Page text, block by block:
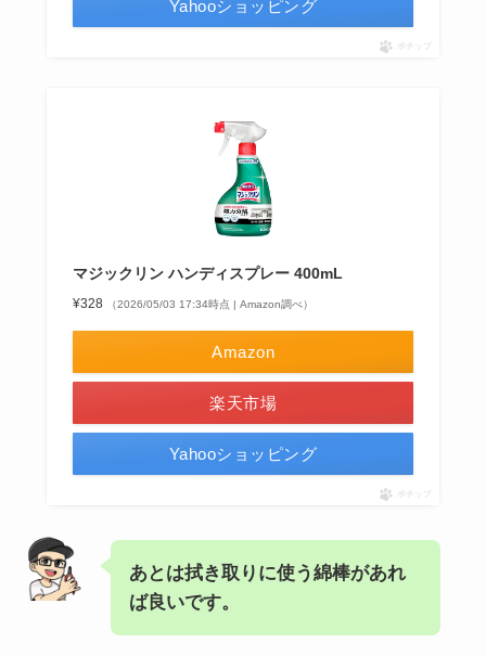
Yahooショッピング
ポチップ
マジックリン ハンディスプレー 400mL
¥328 （2026/05/03 17:34時点 | Amazon調べ）
Amazon
楽天市場
Yahooショッピング
ポチップ
あとは拭き取りに使う綿棒があれ
ば良いです。